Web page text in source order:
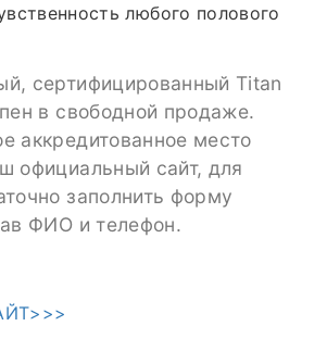
любого полового
сертифицированный Titan
в свободной продаже.
аккредитованное место
официальный сайт, для
заполнить форму
ФИО и телефон.